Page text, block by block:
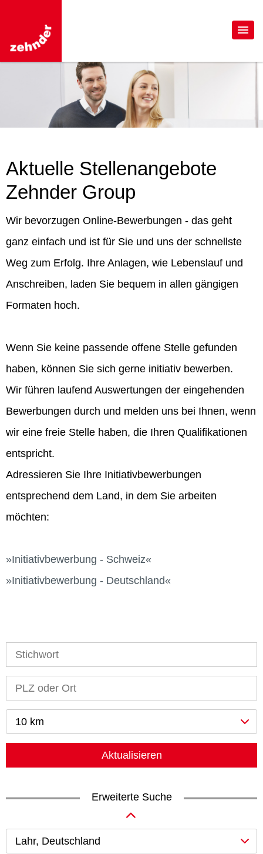
Aktuelle Stellenangebote
Zehnder Group
Wir bevorzugen Online-Bewerbungen - das geht
ganz einfach und ist für Sie und uns der schnellste
Weg zum Erfolg. Ihre Anlagen, wie Lebenslauf und
Anschreiben, laden Sie bequem in allen gängigen
Formaten hoch.
Wenn Sie keine passende offene Stelle gefunden
haben, können Sie sich gerne initiativ bewerben.
Wir führen laufend Auswertungen der eingehenden
Bewerbungen durch und melden uns bei Ihnen, wenn
wir eine freie Stelle haben, die Ihren Qualifikationen
entspricht.
Adressieren Sie Ihre Initiativbewerbungen
entsprechend dem Land, in dem Sie arbeiten
möchten:
Initiativbewerbung - Schweiz
Initiativbewerbung - Deutschland
10 km
Aktualisieren
Erweiterte Suche
Lahr, Deutschland